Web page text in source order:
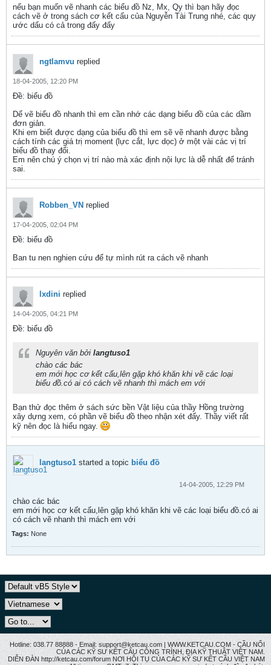
nếu bạn muốn vẽ nhanh các biểu đồ Nz, Mx, Qy thì bạn hãy đọc
cách vẽ ở trong sách cơ kết cấu của Nguyễn Tài Trung nhé, các quy
ước dấu có cả trong đấy đấy
ngtlamvu replied
18-04-2005, 12:20 PM
Ðề: biểu đồ
Dể vẽ biểu đồ nhanh thì em cần nhớ các dạng biểu đồ của các dầm
đơn giản.
Khi em biết được dạng của biểu đồ thì em sẽ vẽ nhanh được bằng
cách tính các giá trị moment (lực cắt, lực dọc) ở một vài các vị trí
biểu đồ thay đổi.
Em nên chú ý chọn vị trí nào mà xác định nội lực là dễ nhất để tránh
sai.
Robben_VN replied
17-04-2005, 02:04 PM
Ðề: biểu đồ
Ban tu nen nghien cứu để tự mình rút ra cách vẽ nhanh
lxdini replied
14-04-2005, 04:21 PM
Ðề: biểu đồ
Nguyên văn bởi langtuso1
chào các bác
em mới học cơ kết cấu,lên gặp khó khăn khi vẽ các loại
biểu đồ.có ai có cách vẽ nhanh thì mách em với
Bạn thử đọc thêm ở sách sức bền Vật liệu của thầy Hồng trường
xây dựng xem, có phần vẽ biểu đồ theo nhận xét đấy. Thầy viết rất
kỹ nên đọc là hiểu ngay.
langtuso1 started a topic biểu đồ
14-04-2005, 12:29 PM
chào các bác
em mới học cơ kết cấu,lên gặp khó khăn khi vẽ các loại biểu đồ.có ai
có cách vẽ nhanh thì mách em với
Tags: None
Hotline: 038.77 88888 - Email: support@ketcau.com | WWW.KETCAU.COM - CẦU NỐI
CỦA CÁC KỸ SƯ KẾT CẤU CÔNG TRÌNH, ĐỊA KỸ THUẬT VIỆT NAM.
DIỄN ĐÀN http://ketcau.com/forum NƠI HỘI TỤ CỦA CÁC KỸ SƯ KẾT CÂU VIỆT NAM